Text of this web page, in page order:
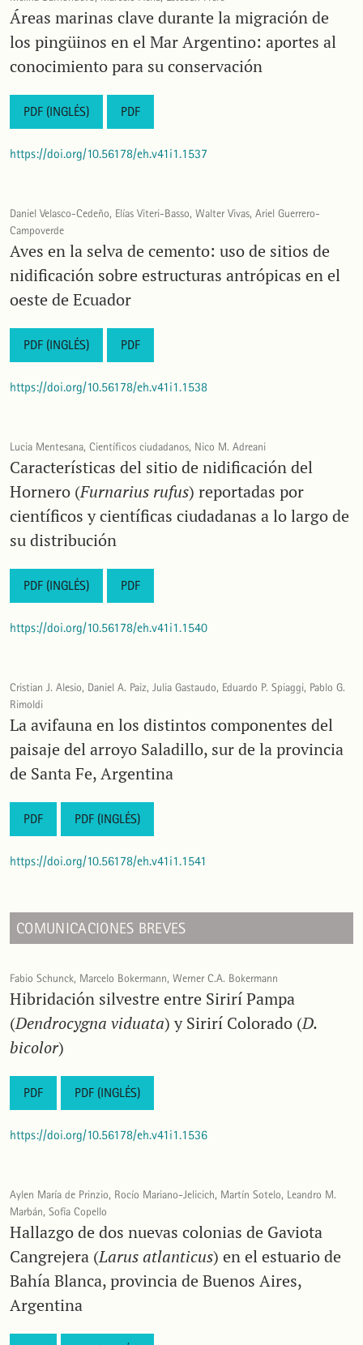
Áreas marinas clave durante la migración de
los pingüinos en el Mar Argentino: aportes al
conocimiento para su conservación
PDF (INGLÉS) PDF
https://doi.org/10.56178/eh.v41i1.1537
Daniel Velasco-Cedeño, Elías Viteri-Basso, Walter Vivas, Ariel Guerrero-
Campoverde
Aves en la selva de cemento: uso de sitios de
nidificación sobre estructuras antrópicas en el
oeste de Ecuador
PDF (INGLÉS) PDF
https://doi.org/10.56178/eh.v41i1.1538
Lucia Mentesana, Científicos ciudadanos, Nico M. Adreani
Características del sitio de nidificación del
Hornero (Furnarius rufus) reportadas por
científicos y científicas ciudadanas a lo largo de
su distribución
PDF (INGLÉS) PDF
https://doi.org/10.56178/eh.v41i1.1540
Cristian J. Alesio, Daniel A. Paiz, Julia Gastaudo, Eduardo P. Spiaggi, Pablo G.
Rimoldi
La avifauna en los distintos componentes del
paisaje del arroyo Saladillo, sur de la provincia
de Santa Fe, Argentina
PDF PDF (INGLÉS)
https://doi.org/10.56178/eh.v41i1.1541
COMUNICACIONES BREVES
Fabio Schunck, Marcelo Bokermann, Werner C.A. Bokermann
Hibridación silvestre entre Sirirí Pampa
(Dendrocygna viduata) y Sirirí Colorado (D.
bicolor)
PDF PDF (INGLÉS)
https://doi.org/10.56178/eh.v41i1.1536
Aylen María de Prinzio, Rocío Mariano-Jelicich, Martín Sotelo, Leandro M.
Marbán, Sofía Copello
Hallazgo de dos nuevas colonias de Gaviota
Cangrejera (Larus atlanticus) en el estuario de
Bahía Blanca, provincia de Buenos Aires,
Argentina